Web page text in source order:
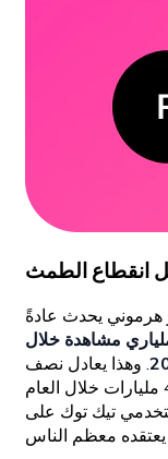
انقطاع الطمث
هرموني يحدث عادةً
مشاهدة خلال
. وهذا يعادل نصف
إجمالي المشاهدات التاريخية البالغة 4 مليارات خلال العام
تيك توك على